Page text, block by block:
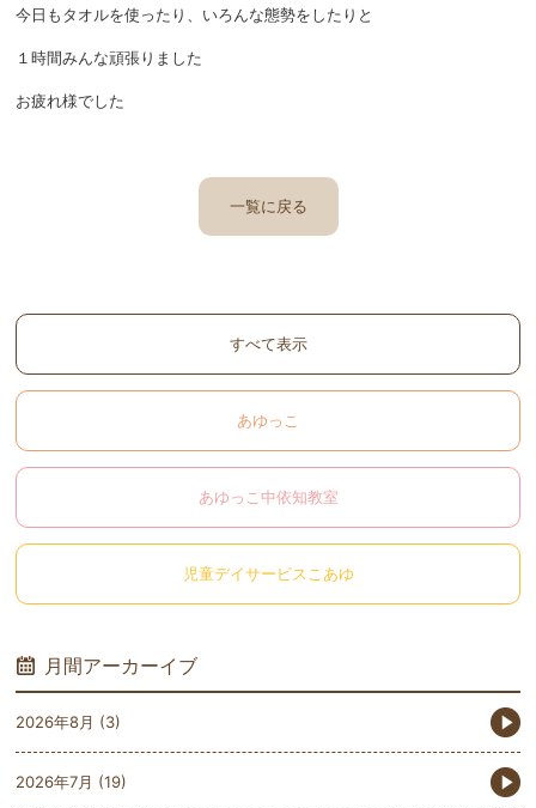
今日もタオルを使ったり、いろんな態勢をしたりと
１時間みんな頑張りました
お疲れ様でした
一覧に戻る
すべて表示
あゆっこ
あゆっこ中依知教室
児童デイサービスこあゆ
月間アーカーイブ
2026年8月 (3)
2026年7月 (19)